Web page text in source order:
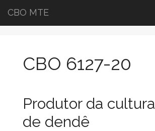
CBO MTE
CBO 6127-20
Produtor da cultura
de dendê